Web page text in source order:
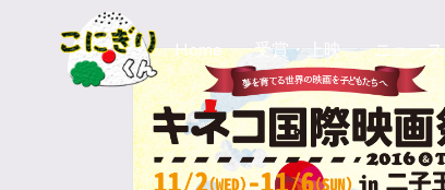
Home 受賞・上映 ニュース